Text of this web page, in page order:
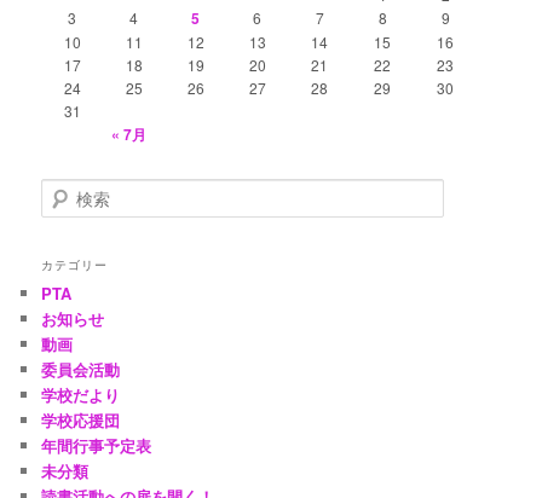
3
4 5 6 7 8
9
10
11 12 13 14 15
16
17
18 19 20 21 22
23
24
25 26 27 28 29
30
31
« 7月
検
索
カテゴリー
PTA
お知らせ
動画
委員会活動
学校だより
学校応援団
年間行事予定表
未分類